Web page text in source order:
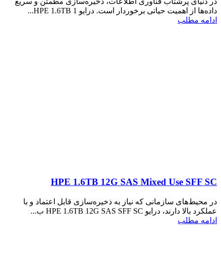
داده‌ها از اهمیت حیاتی برخوردار است. درایو HPE 1.6TB 1...
ادامه مطلب
HPE 1.6TB 12G SAS Mixed Use SFF SC
در محیط‌های سازمانی که نیاز به ذخیره‌سازی قابل اعتماد و با
عملکرد بالا دارند، درایو HPE 1.6TB 12G SAS SFF SC ب...
ادامه مطلب